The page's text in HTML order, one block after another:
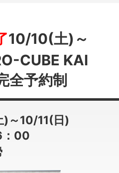
10/10(土)～
CUBE KAI
全予約制
～10/11(日)
00